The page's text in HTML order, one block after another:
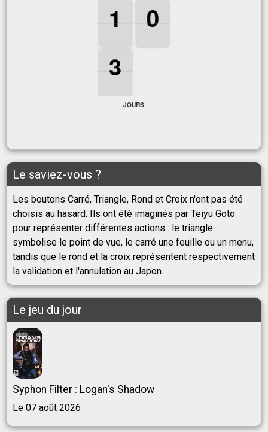
1
1
1
1 0
0
0
0
3
3
3
3
JOURS
Le saviez-vous ?
Les boutons Carré, Triangle, Rond et Croix n'ont pas été
choisis au hasard. Ils ont été imaginés par Teiyu Goto
pour représenter différentes actions : le triangle
symbolise le point de vue, le carré une feuille ou un menu,
tandis que le rond et la croix représentent respectivement
la validation et l'annulation au Japon.
Le jeu du jour
Syphon Filter : Logan's Shadow
Le 07 août 2026